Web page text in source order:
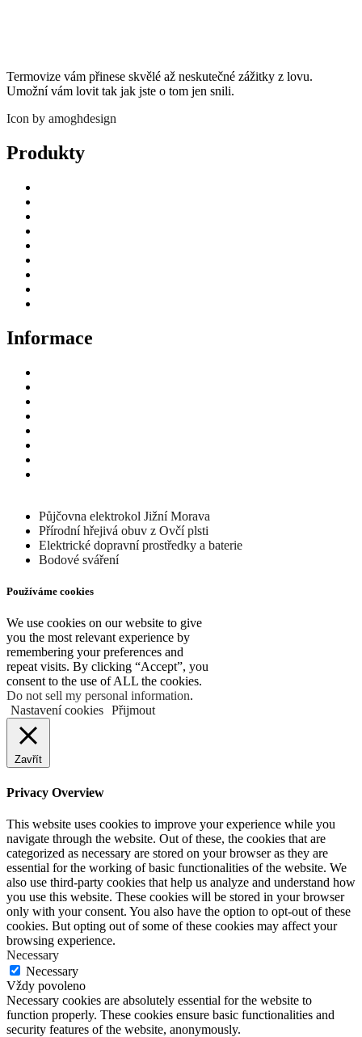
Termovize vám přinese skvělé až neskutečné zážitky z lovu.
Umožní vám lovit tak jak jste o tom jen snili.
Icon by amoghdesign
Produkty
Informace
Půjčovna elektrokol Jižní Morava
Přírodní hřejivá obuv z Ovčí plsti
Elektrické dopravní prostředky a baterie
Bodové sváření
Používáme cookies
We use cookies on our website to give
you the most relevant experience by
remembering your preferences and
repeat visits. By clicking “Accept”, you
consent to the use of ALL the cookies.
Do not sell my personal information.
Nastavení cookies Přijmout
Zavřít
Privacy Overview
This website uses cookies to improve your experience while you
navigate through the website. Out of these, the cookies that are
categorized as necessary are stored on your browser as they are
essential for the working of basic functionalities of the website. We
also use third-party cookies that help us analyze and understand how
you use this website. These cookies will be stored in your browser
only with your consent. You also have the option to opt-out of these
cookies. But opting out of some of these cookies may affect your
browsing experience.
Necessary
Necessary
Vždy povoleno
Necessary cookies are absolutely essential for the website to
function properly. These cookies ensure basic functionalities and
security features of the website, anonymously.